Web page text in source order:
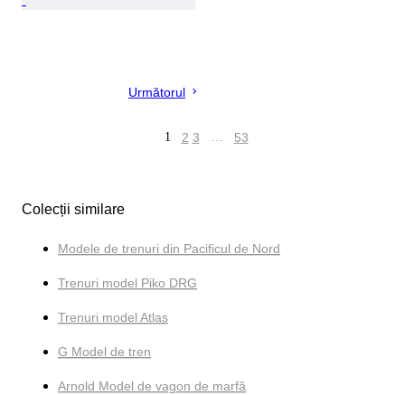
Următorul
1 2 3 … 53
Colecții similare
Modele de trenuri din Pacificul de Nord
Trenuri model Piko DRG
Trenuri model Atlas
G Model de tren
Arnold Model de vagon de marfă